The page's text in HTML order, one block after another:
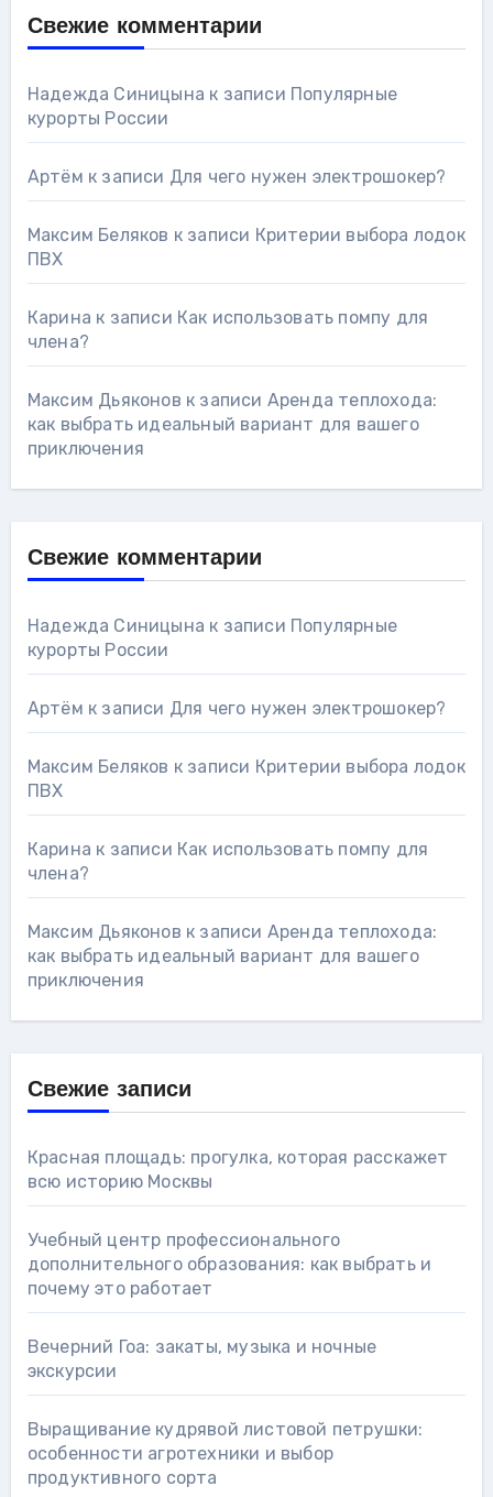
Свежие комментарии
Надежда Синицына к записи Популярные
курорты России
Артём к записи Для чего нужен электрошокер?
Максим Беляков к записи Критерии выбора лодок
ПВХ
Карина к записи Как использовать помпу для
члена?
Максим Дьяконов к записи Аренда теплохода:
как выбрать идеальный вариант для вашего
приключения
Свежие комментарии
Надежда Синицына к записи Популярные
курорты России
Артём к записи Для чего нужен электрошокер?
Максим Беляков к записи Критерии выбора лодок
ПВХ
Карина к записи Как использовать помпу для
члена?
Максим Дьяконов к записи Аренда теплохода:
как выбрать идеальный вариант для вашего
приключения
Свежие записи
Красная площадь: прогулка, которая расскажет
всю историю Москвы
Учебный центр профессионального
дополнительного образования: как выбрать и
почему это работает
Вечерний Гоа: закаты, музыка и ночные
экскурсии
Выращивание кудрявой листовой петрушки:
особенности агротехники и выбор
продуктивного сорта